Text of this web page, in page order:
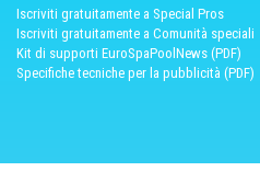
Iscriviti gratuitamente a Special Pros
Iscriviti gratuitamente a Comunità speciali
Kit di supporti EuroSpaPoolNews (PDF)
Specifiche tecniche per la pubblicità (PDF)